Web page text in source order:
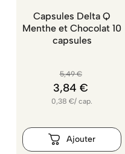
Capsules Delta Q
Menthe et Chocolat 10
capsules
5,49 €
3,84 €
0,38 €/ cap.